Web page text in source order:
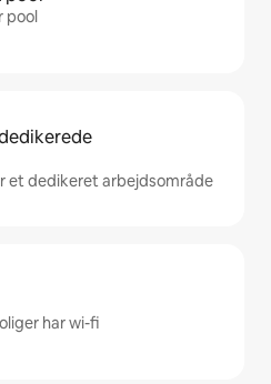
pool
et dedikeret arbejdsområde
har wi-fi